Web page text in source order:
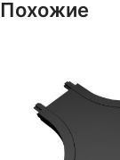
Похожие